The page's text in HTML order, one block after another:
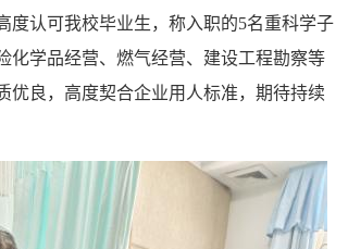
度认可我校毕业生，称入职的5名重科学子
化学品经营、燃气经营、建设工程勘察等
优良，高度契合企业用人标准，期待持续